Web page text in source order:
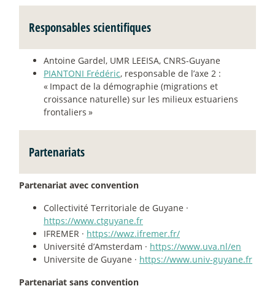
Responsables scientifiques
Antoine Gardel, UMR LEEISA, CNRS-Guyane
PIANTONI Frédéric, responsable de l’axe 2 :
« Impact de la démographie (migrations et
croissance naturelle) sur les milieux estuariens
frontaliers »
Partenariats
Partenariat avec convention
Collectivité Territoriale de Guyane ·
https://www.ctguyane.fr
IFREMER · https://wwz.ifremer.fr/
Université d’Amsterdam · https://www.uva.nl/en
Universite de Guyane · https://www.univ-guyane.fr
Partenariat sans convention